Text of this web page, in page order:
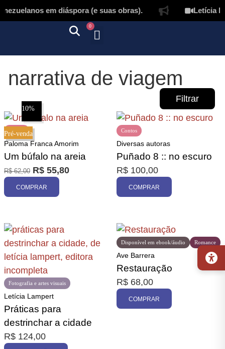
em diáspora (e suas obras). Letícia
0
narrativa de viagem
Filtrar
Promoção
10%
Pré-venda
Contos
Paloma Franca Amorim
Um búfalo na areia
R$62,00 R$ 55,80
COMPRAR
Contos
Diversas autoras
Puñado 8 :: no escuro
R$ 100,00
COMPRAR
Fotografia e artes visuais
Letícia Lampert
Práticas para
destrinchar a cidade
R$ 124,00
Disponível em ebook/áudio Romance
Ave Barrera
Restauração
R$ 68,00
COMPRAR